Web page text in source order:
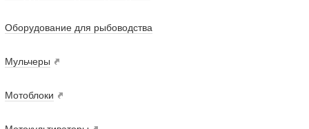
Оборудование для рыбоводства
Мульчеры
Мотоблоки